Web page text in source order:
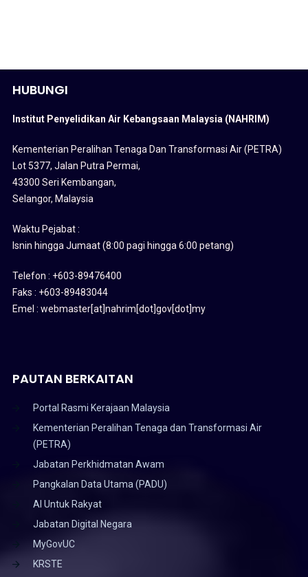
HUBUNGI
Institut Penyelidikan Air Kebangsaan Malaysia (NAHRIM)
Kementerian Peralihan Tenaga Dan Transformasi Air (PETRA)
Lot 5377, Jalan Putra Permai,
43300 Seri Kembangan,
Selangor, Malaysia
Waktu Pejabat :
Isnin hingga Jumaat (8:00 pagi hingga 6:00 petang)
Telefon : +603-89476400
Faks : +603-89483044
Emel : webmaster[at]nahrim[dot]gov[dot]my
PAUTAN BERKAITAN
Portal Rasmi Kerajaan Malaysia
Kementerian Peralihan Tenaga dan Transformasi Air
(PETRA)
Jabatan Perkhidmatan Awam
Pangkalan Data Utama (PADU)
AI Untuk Rakyat
Jabatan Digital Negara
MyGovUC
KRSTE